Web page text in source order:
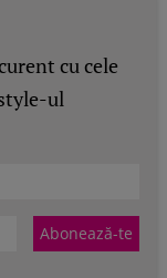
cu cele
ul